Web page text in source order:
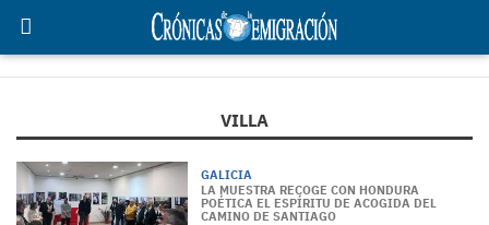
VILLA
GALICIA
LA MUESTRA RECOGE CON HONDURA
POÉTICA EL ESPÍRITU DE ACOGIDA DEL
CAMINO DE SANTIAGO